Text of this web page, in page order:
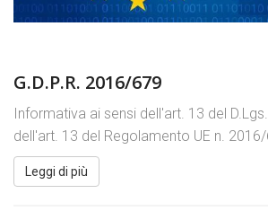
G.D.P.R. 2016/679
Informativa ai sensi dell'art. 13 del
dell'art. 13 del Regolamento UE n.
Leggi di più